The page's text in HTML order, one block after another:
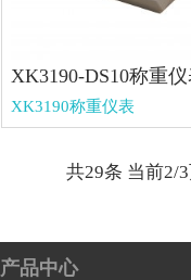
XK3190称重仪表
共29条 当前2/3
产品中心